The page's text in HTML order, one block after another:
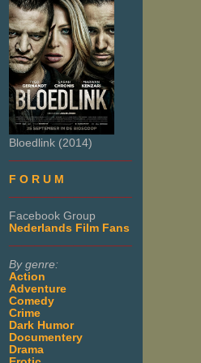
Bloedlink (2014)
F O R U M
Facebook Group
Nederlands Film Fans
By genre:
Action
Adventure
Comedy
Crime
Dark Humor
Documentery
Drama